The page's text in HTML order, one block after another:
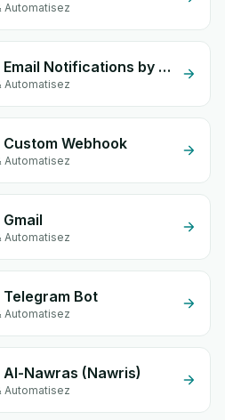
Automatisez
Shopify + Email Notifications by eGrow
Automatisez
Webhook
Automatisez
Automatisez
Bot
Automatisez
Al-Nawras (Nawris)
Automatisez